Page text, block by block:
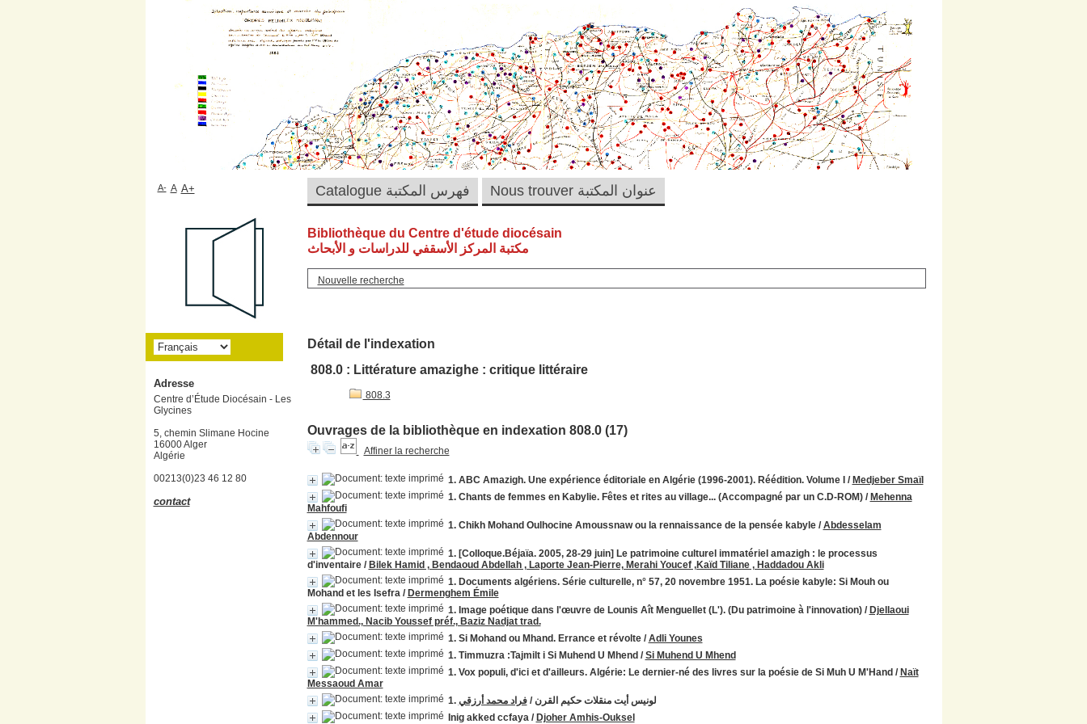
Bibliothèque du Centre d'étude diocésain
مكتبة المركز الأسقفي للدراسات و الأبحاث
Nouvelle recherche
Détail de l'indexation
808.0 : Littérature amazighe : critique littéraire
808.3
Ouvrages de la bibliothèque en indexation 808.0 (17)
Affiner la recherche
1. ABC Amazigh. Une expérience éditoriale en Algérie (1996-2001). Réédition. Volume I / Medjeber Smaïl
1. Chants de femmes en Kabylie. Fêtes et rites au village... (Accompagné par un C.D-ROM)/ Mehenna
Mahfoufi
1. Chikh Mohand Oulhocine Amoussnaw ou la rennaissance de la pensée kabyle/Abdesselam
Abdennour
1. [Colloque.Béjaïa. 2005, 28-29 juin] Le patrimoine culturel immatériel amazigh : le processus
d'inventaire/ Bilek Hamid , Bendaoud Abdellah , Laporte Jean-Pierre, Merahi Youcef ,Kaïd Tiliane , Haddadou Akli
1. Documents algériens. Série culturelle, n° 57, 20 novembre 1951. La poésie kabyle: Si Mouh ou
Mohand et les Isefra/ Dermenghem Émile
1. Image poétique dans l'œuvre de Lounis Aît Menguellet (L'). (Du patrimoine à l'innovation)/ Djellaoui
M'hammed., Nacib Youssef préf., Baziz Nadjat trad.
1. Si Mohand ou Mhand. Errance et révolte/Adli Younes
1. Timmuzra :Tajmilt i Si Muhend U Mhend /Si Muhend U Mhend
1. Vox populi, d'ici et d'ailleurs. Algérie: Le dernier-né des livres sur la poésie de Si Muh U M'Hand / Naït
Messaoud Amar
1. لونيس أيت منقلات حكيم القرن/فراد محمد أرزقي
Inig akked ccfaya/ Djoher Amhis-Ouksel
Catalogue فهرس المكتبة Nous trouver عنوان المكتبة A- A A+
Adresse
Centre d’Étude Diocésain - Les
Glycines
5, chemin Slimane Hocine
16000 Alger
Algérie
00213(0)23 46 12 80
contact